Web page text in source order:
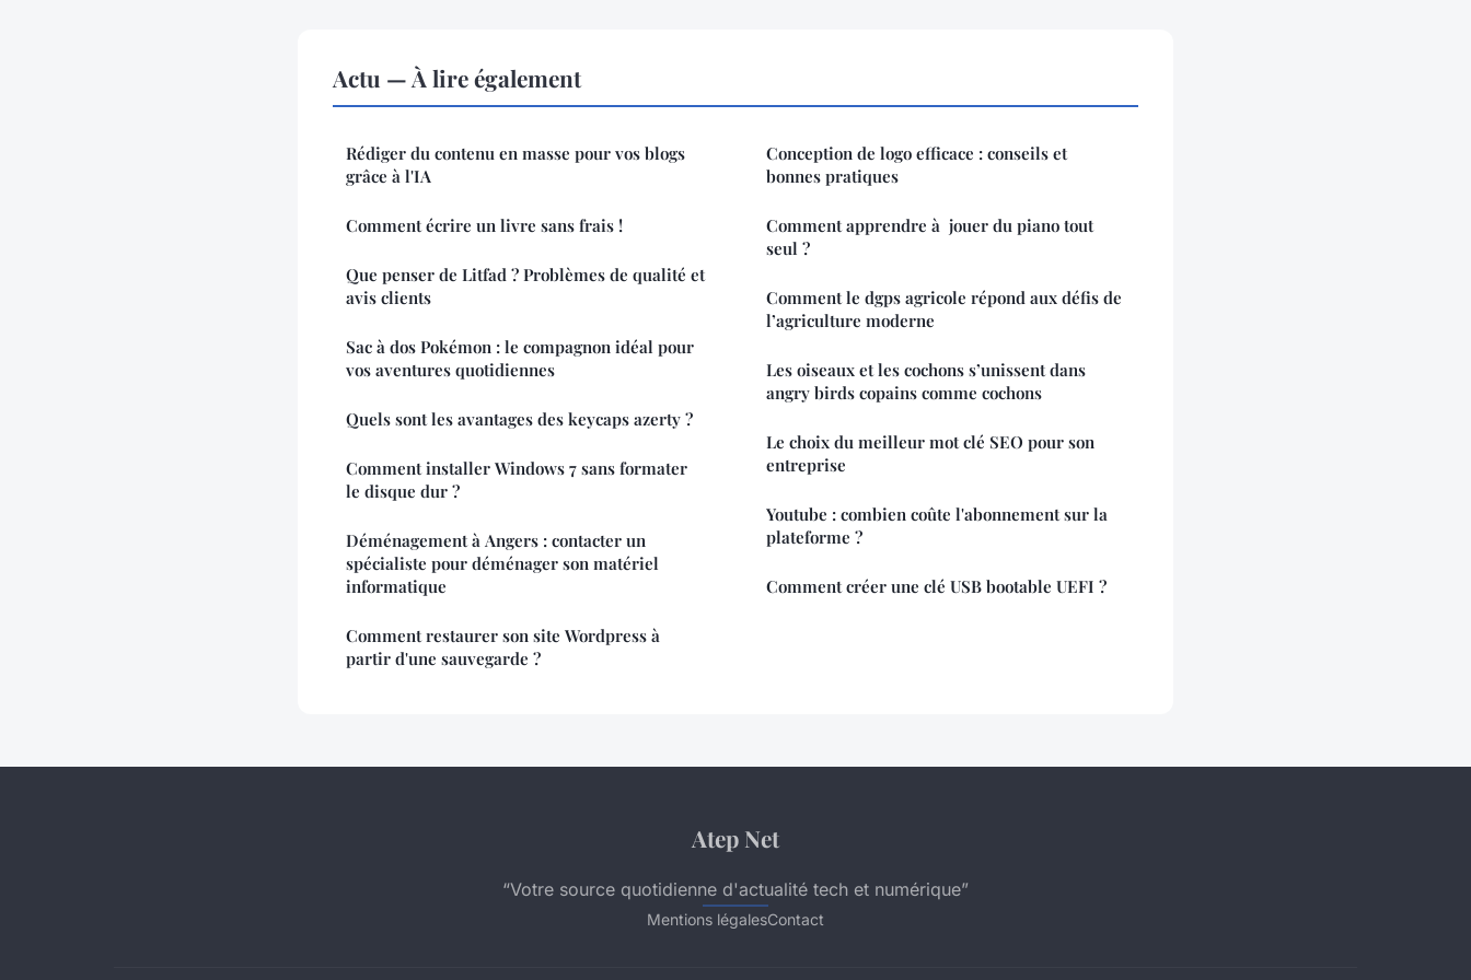
Actu — À lire également
Rédiger du contenu en masse pour vos blogs
grâce à l'IA
Comment écrire un livre sans frais !
Que penser de Litfad ? Problèmes de qualité et
avis clients
Sac à dos Pokémon : le compagnon idéal pour
vos aventures quotidiennes
Quels sont les avantages des keycaps azerty ?
Comment installer Windows 7 sans formater
le disque dur ?
Déménagement à Angers : contacter un
spécialiste pour déménager son matériel
informatique
Comment restaurer son site Wordpress à
partir d'une sauvegarde ?
Conception de logo efficace : conseils et
bonnes pratiques
Comment apprendre à jouer du piano tout
seul ?
Comment le dgps agricole répond aux défis de
l’agriculture moderne
Les oiseaux et les cochons s’unissent dans
angry birds copains comme cochons
Le choix du meilleur mot clé SEO pour son
entreprise
Youtube : combien coûte l'abonnement sur la
plateforme ?
Comment créer une clé USB bootable UEFI ?
Atep Net
“Votre source quotidienne d'actualité tech et numérique”
Mentions légalesContact